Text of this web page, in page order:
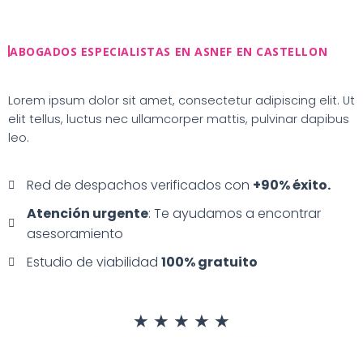
contenido
ABOGADOS ESPECIALISTAS EN ASNEF EN CASTELLON
Lorem ipsum dolor sit amet, consectetur adipiscing elit. Ut
elit tellus, luctus nec ullamcorper mattis, pulvinar dapibus
leo.
Red de despachos verificados con +90% éxito.
Atención urgente: Te ayudamos a encontrar
asesoramiento
Estudio de viabilidad 100% gratuito
★ ★ ★ ★ ★